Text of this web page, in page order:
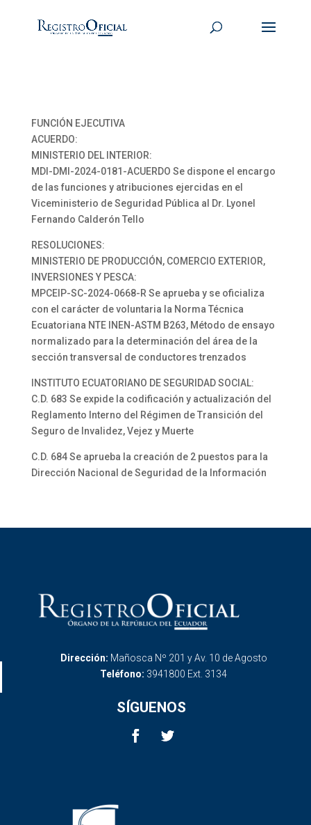
FUNCIÓN EJECUTIVA
ACUERDO:
MINISTERIO DEL INTERIOR:
MDI-DMI-2024-0181-ACUERDO Se dispone el encargo
de las funciones y atribuciones ejercidas en el
Viceministerio de Seguridad Pública al Dr. Lyonel
Fernando Calderón Tello
RESOLUCIONES:
MINISTERIO DE PRODUCCIÓN, COMERCIO EXTERIOR,
INVERSIONES Y PESCA:
MPCEIP-SC-2024-0668-R Se aprueba y se oficializa
con el carácter de voluntaria la Norma Técnica
Ecuatoriana NTE INEN-ASTM B263, Método de ensayo
normalizado para la determinación del área de la
sección transversal de conductores trenzados
INSTITUTO ECUATORIANO DE SEGURIDAD SOCIAL:
C.D. 683 Se expide la codificación y actualización del
Reglamento Interno del Régimen de Transición del
Seguro de Invalidez, Vejez y Muerte
C.D. 684 Se aprueba la creación de 2 puestos para la
Dirección Nacional de Seguridad de la Información
Dirección: Mañosca Nº 201 y Av. 10 de Agosto
Teléfono: 3941800 Ext. 3134
SÍGUENOS